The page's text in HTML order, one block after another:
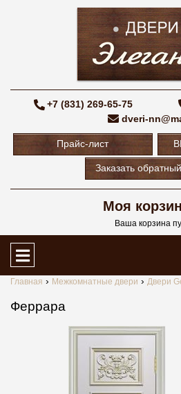
+7 (831) 269-65-75
dveri-
Прайс-лист
Заказать
Моя
Ваша корзина
Главная Межкомнатные двери Двери
Феррара